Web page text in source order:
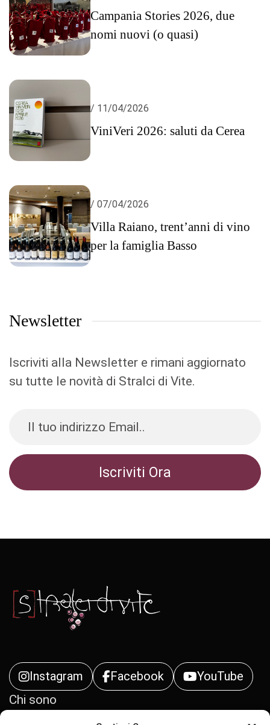
Campania Stories 2026, due
nomi nuovi (o quasi)
/ 11/04/2026
ViniVeri 2026: saluti da Cerea
/ 07/04/2026
Villa Raiano, trent’anni di vino
per la famiglia Basso
Newsletter
Iscriviti alla Newsletter e rimani aggiornato
su tutte le novità di Stralci di Vite.
Instagram Facebook
YouTube
Chi sono